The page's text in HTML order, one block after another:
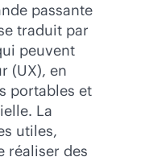
passante
traduit par
peuvent
(UX), en
portables et
La
utiles,
réaliser des